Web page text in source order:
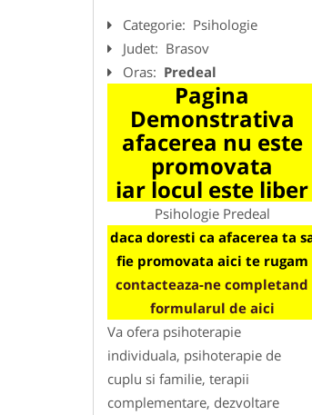
Categorie: Psihologie
Judet: Brasov
Oras: Predeal
Pagina
Demonstrativa
afacerea nu este
promovata
iar locul este liber
Psihologie Predeal
daca doresti ca afacerea ta
fie promovata aici te rugam
contacteaza-ne completand
formularul de aici
Va ofera psihoterapie
individuala, psihoterapie de
cuplu si familie, terapii
complementare, dezvoltare